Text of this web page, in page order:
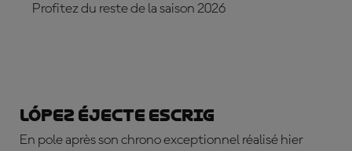
Profitez du reste de la saison 2026
López éjecte Escrig
En pole après son chrono exceptionnel réalisé hier